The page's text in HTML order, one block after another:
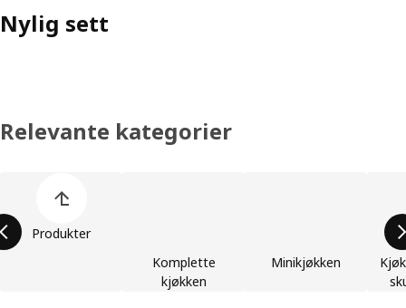
Nylig sett
Relevante kategorier
Produkter
Komplette
kjøkken
Minikjøkken